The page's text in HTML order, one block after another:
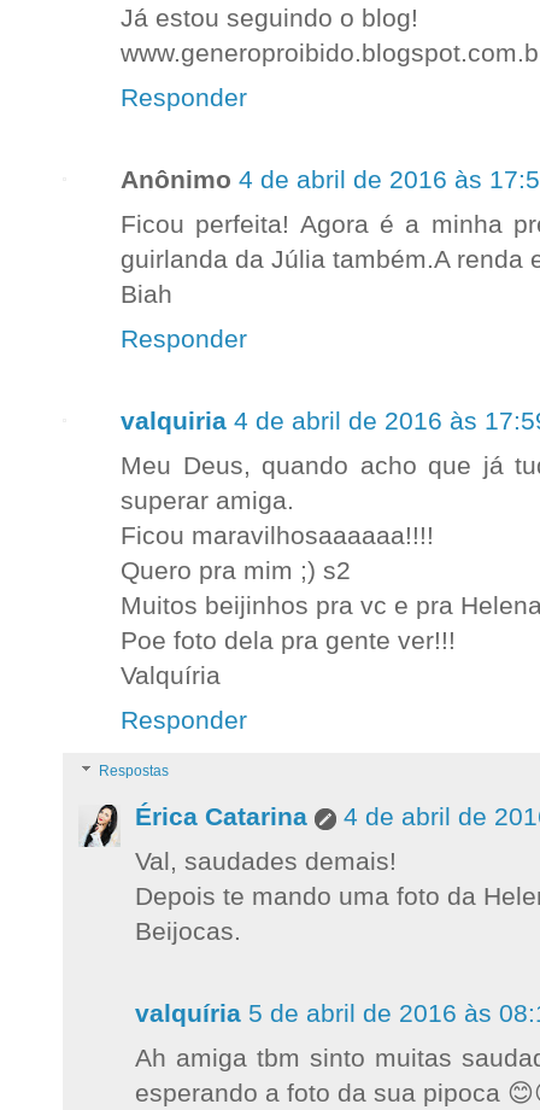
Já estou seguindo o blog!
Responder
Anônimo 4 de abril de 2016 às
Ficou perfeita! Agora é a minha
guirlanda da Júlia também.A renda
Biah
Responder
valquiria 4 de abril de 2016 às
Meu Deus, quando acho que já
superar amiga.
Ficou maravilhosaaaaaa!!!!
Quero pra mim ;) s2
Muitos beijinhos pra vc e pra
Poe foto dela pra gente ver!!!
Valquíria
Responder
Respostas
Érica Catarina
4 de abril de
Val, saudades demais!
Depois te mando uma foto da
Beijocas.
valquíria 5 de abril de 2016 às
Ah amiga tbm sinto muitas
esperando a foto da sua pipoca